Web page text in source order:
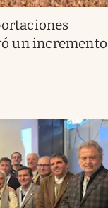
un incremento